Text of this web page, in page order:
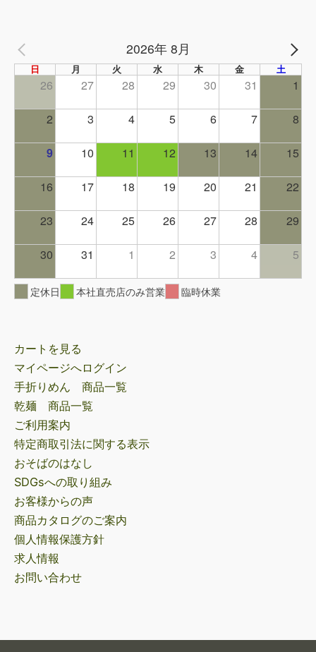
PREV 2026年 8月
日 月 火 水 木 金 土
26 27 28 29 30 31 1
2 3 4 5 6 7 8
9 10 11 12 13 14 15
16 17 18 19 20 21 22
23 24 25 26 27 28 29
30 31 1 2 3 4 5
定休日 本社直売店のみ営業 臨時休業
カートを見る
マイページへログイン
手折りめん 商品一覧
乾麺 商品一覧
ご利用案内
特定商取引法に関する表示
おそばのはなし
SDGsへの取り組み
お客様からの声
商品カタログのご案内
個人情報保護方針
求人情報
お問い合わせ